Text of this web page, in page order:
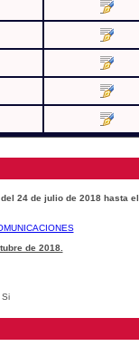
24 de julio de 2018 hasta
de 2018.